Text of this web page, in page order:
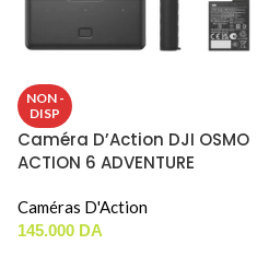
NON -
DISP
Caméra D’Action DJI OSMO
ACTION 6 ADVENTURE
Caméras D'Action
145.000 DA